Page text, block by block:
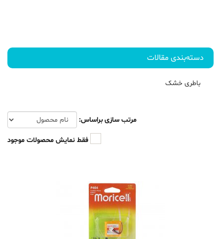
دسته‌بندی مقالات
باطری خشک
مرتب سازی براساس:
فقط نمایش محصولات موجود